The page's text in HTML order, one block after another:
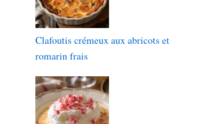
Clafoutis crémeux aux abricots et
romarin frais